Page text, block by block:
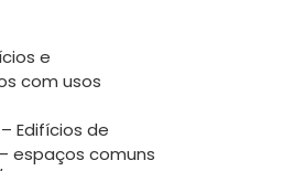
e
com usos
Edifícios de
espaços comuns